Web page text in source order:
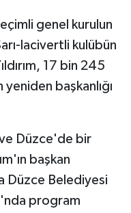
genel kurulun
lacivertli kulübün
17 bin 245
yeniden başkanlığı
Düzce'de bir
başkan
Düzce Belediyesi
program